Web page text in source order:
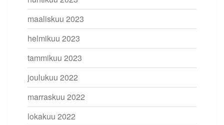
maaliskuu 2023
helmikuu 2023
tammikuu 2023
joulukuu 2022
marraskuu 2022
lokakuu 2022